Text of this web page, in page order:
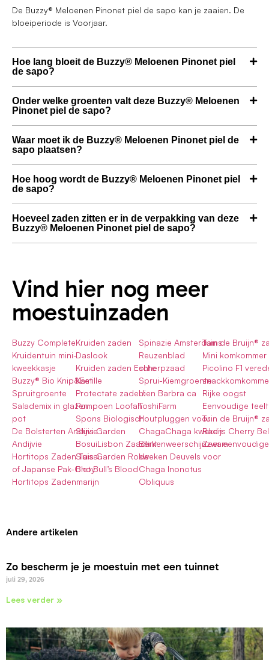
De Buzzy® Meloenen Pinonet piel de sapo kan je zaaien. De
bloeiperiode is Voorjaar.
Hoe lang bloeit de Buzzy® Meloenen Pinonet piel
de sapo?
Onder welke groenten valt deze Buzzy® Meloenen
Pinonet piel de sapo?
Waar moet ik de Buzzy® Meloenen Pinonet piel de
sapo plaatsen?
Hoe hoog wordt de Buzzy® Meloenen Pinonet piel
de sapo?
Hoeveel zaden zitten er in de verpakking van deze
Buzzy® Meloenen Pinonet piel de sapo?
Vind hier nog meer
moestuinzaden
Buzzy Complete
Kruidentuin mini-
kweekkasje
Buzzy® Bio Knip&Eet
Spruitgroente
Salademix in glazen
pot
De Bolsterten Andijvie
Andijvie
Hortitops Zaden Taisai
of Japanse Pak-Choy
Hortitops Zadenmarijn
Kruiden zaden
Daslook
Kruiden zaden Echte
Kamille
Protectate zaden:
Pompoen Loofah
Spons Biologisch
Sluis Garden
BosuiLisbon Zaadlint
Sluis Garden Rode
Biet Bull’s Blood
Spinazie Amsterdams
Reuzenblad
scherpzaad
Sprui-Kiemgroente
Uien Barbra ca
ToshiFarm
Houtpluggen voor
ChagaChaga kweken
Berkenweerschijnzwam
kweken Deuvels voor
Chaga Inonotus
Obliquus
Tuin de Bruijn®
Mini komkommer
Picolino F1
Rijke oogst
Eenvoudige teelt
Tuin de Bruijn®
Radijs Cherry
Zeer
Andere artikelen
Zo bescherm je je moestuin met een tuinnet
juli 29, 2026
Lees verder »